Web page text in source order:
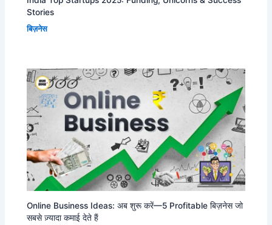
Stories
बिज़नेस
Online Business Ideas: अब शुरू करें—5 Profitable बिज़नेस जो
सबसे ज़्यादा कमाई देते हैं